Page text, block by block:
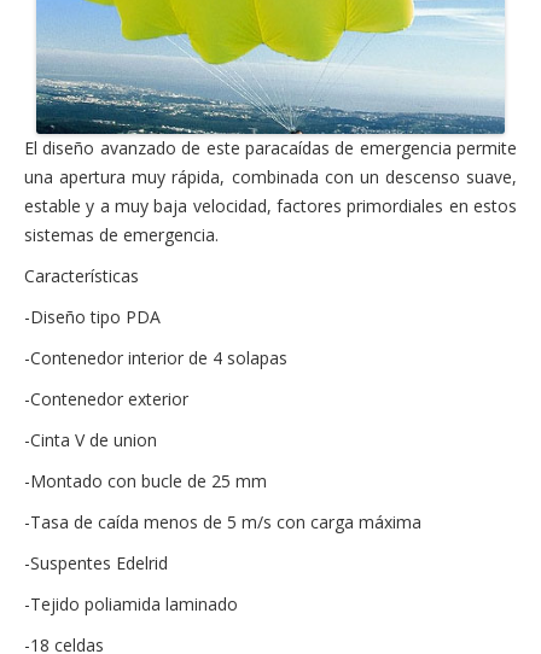
hasta
120
kg
hasta
150
kg
hasta
220
kg
Dirigibles
para
paracaídas
El diseño avanzado de este paracaídas de emergencia permite
una apertura muy rápida, combinada con un descenso suave,
estable y a muy baja velocidad, factores primordiales en estos
sistemas de emergencia.
Características
-Diseño tipo PDA
-Contenedor interior de 4 solapas
-Contenedor exterior
-Cinta V de union
-Montado con bucle de 25 mm
-Tasa de caída menos de 5 m/s con carga máxima
-Suspentes Edelrid
-Tejido poliamida laminado
-18 celdas